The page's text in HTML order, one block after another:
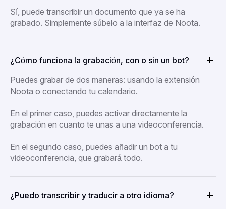
Sí, puede transcribir un documento que ya se ha
grabado. Simplemente súbelo a la interfaz de Noota.
¿Cómo funciona la grabación, con o sin un bot?
Puedes grabar de dos maneras: usando la extensión
Noota o conectando tu calendario.
En el primer caso, puedes activar directamente la
grabación en cuanto te unas a una videoconferencia.
En el segundo caso, puedes añadir un bot a tu
videoconferencia, que grabará todo.
¿Puedo transcribir y traducir a otro idioma?